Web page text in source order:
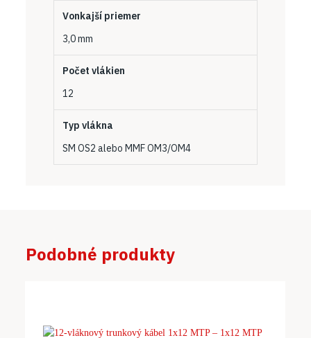
Vonkajší priemer
3,0 mm
Počet vlákien
12
Typ vlákna
SM OS2 alebo MMF OM3/OM4
Podobné produkty